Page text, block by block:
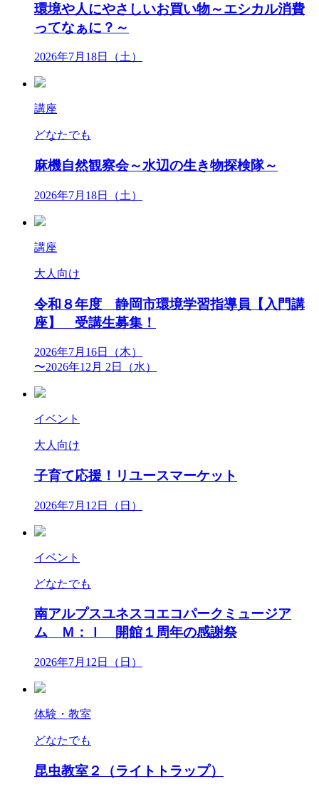
環境や人にやさしいお買い物～エシカル消費
ってなぁに？～
2026年7月18日（土）
講座
どなたでも
麻機自然観察会～水辺の生き物探検隊～
2026年7月18日（土）
講座
大人向け
令和８年度 静岡市環境学習指導員【入門講
座】 受講生募集！
2026年7月16日（木）
〜2026年12月 2日（水）
イベント
大人向け
子育て応援！リユースマーケット
2026年7月12日（日）
イベント
どなたでも
南アルプスユネスコエコパークミュージア
ム Ｍ：Ｉ 開館１周年の感謝祭
2026年7月12日（日）
体験・教室
どなたでも
昆虫教室２（ライトトラップ）